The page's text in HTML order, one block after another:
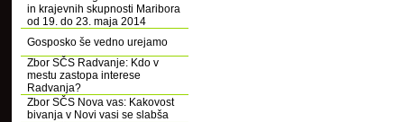
in krajevnih skupnosti Maribora
od 19. do 23. maja 2014
Gosposko še vedno urejamo
Zbor SČS Radvanje: Kdo v
mestu zastopa interese
Radvanja?
Zbor SČS Nova vas: Kakovost
bivanja v Novi vasi se slabša